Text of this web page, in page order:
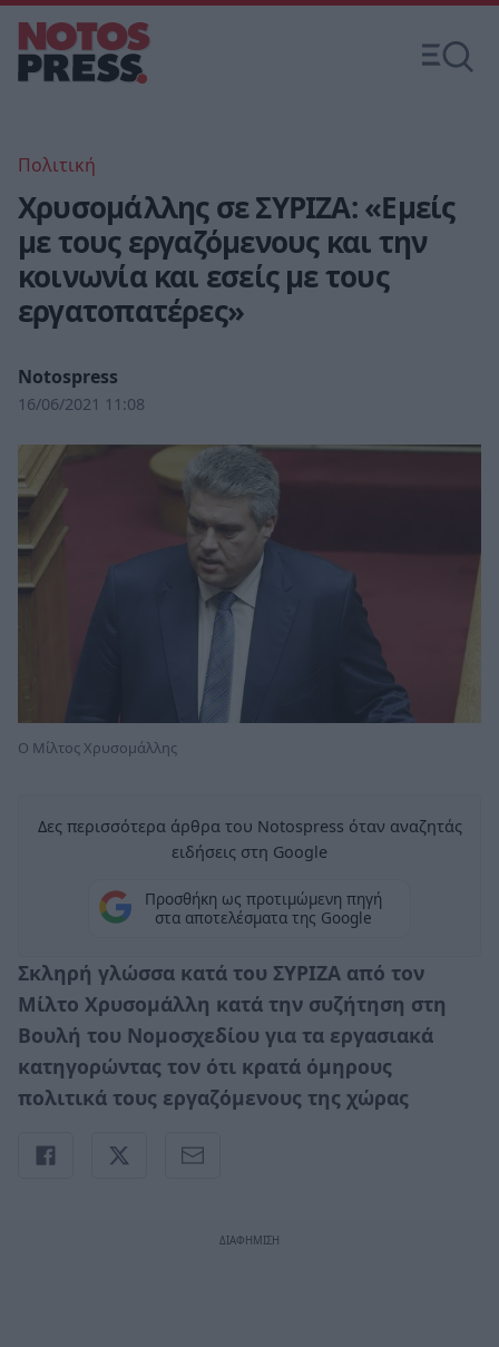
Πολιτική
Χρυσομάλλης σε ΣΥΡΙΖΑ: «Εμείς
με τους εργαζόμενους και την
κοινωνία και εσείς με τους
εργατοπατέρες»
Notospress
16/06/2021 11:08
Ο Μίλτος Χρυσομάλλης
Δες περισσότερα άρθρα του Notospress όταν αναζητάς
ειδήσεις στη Google
Προσθήκη ως προτιμώμενη πηγή
στα αποτελέσματα της Google
Σκληρή γλώσσα κατά του ΣΥΡΙΖΑ από τον
Μίλτο Χρυσομάλλη κατά την συζήτηση στη
Βουλή του Νομοσχεδίου για τα εργασιακά
κατηγορώντας τον ότι κρατά όμηρους
πολιτικά τους εργαζόμενους της χώρας